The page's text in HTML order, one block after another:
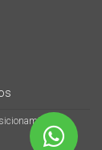
en